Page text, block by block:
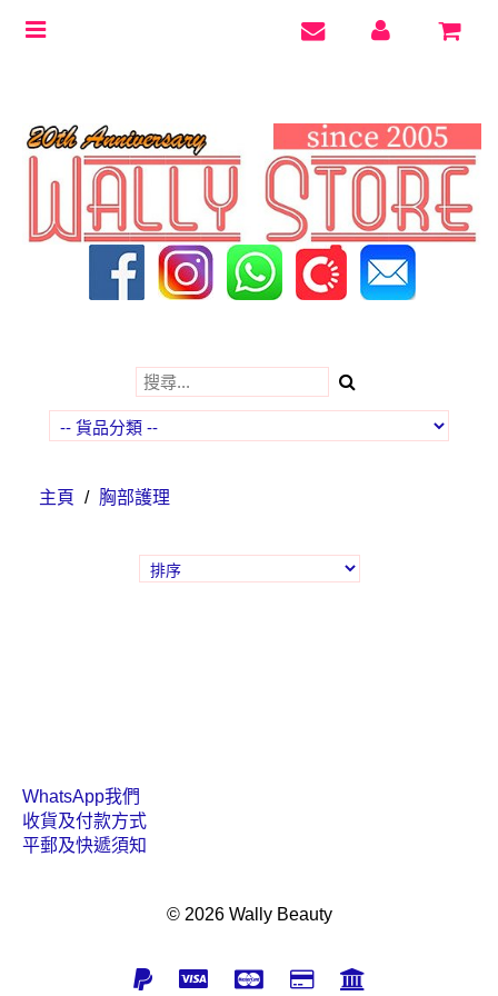
Toggle
主頁 / 胸部護理
WhatsApp我們
收貨及付款方式
平郵及快遞須知
© 2026 Wally Beauty